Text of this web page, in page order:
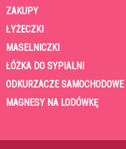
ZAKUPY
ŁYŻECZKI
MASELNICZKI
ŁÓŻKA DO SYPIALNI
ODKURZACZE SAMOCHODOWE
MAGNESY NA LODÓWKĘ